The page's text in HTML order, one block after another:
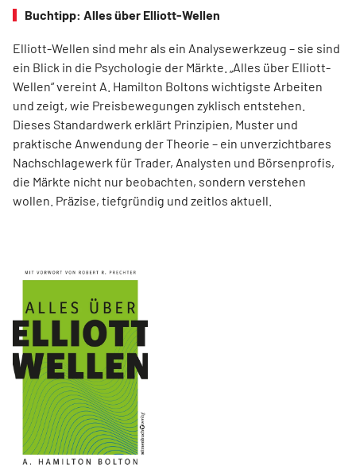
Buchtipp: Alles über Elliott-Wellen
Elliott-Wellen sind mehr als ein Analysewerkzeug – sie sind
ein Blick in die Psychologie der Märkte. „Alles über Elliott-
Wellen“ vereint A. Hamilton Boltons wichtigste Arbeiten
und zeigt, wie Preisbewegungen zyklisch entstehen.
Dieses Standardwerk erklärt Prinzipien, Muster und
praktische Anwendung der Theorie – ein unverzichtbares
Nachschlagewerk für Trader, Analysten und Börsenprofis,
die Märkte nicht nur beobachten, sondern verstehen
wollen. Präzise, tiefgründig und zeitlos aktuell.